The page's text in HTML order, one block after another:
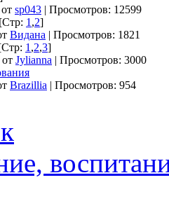
от sp043 | Просмотров: 12599
[Стр: 1 ,2]
Видана | Просмотров: 1821
1 ,2,3]
от Jylianna | Просмотров: 3000
Brazillia | Просмотров: 954